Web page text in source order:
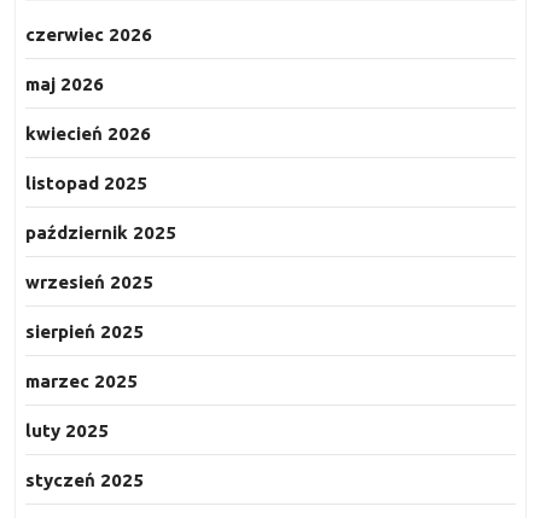
czerwiec 2026
maj 2026
kwiecień 2026
listopad 2025
październik 2025
wrzesień 2025
sierpień 2025
marzec 2025
luty 2025
styczeń 2025